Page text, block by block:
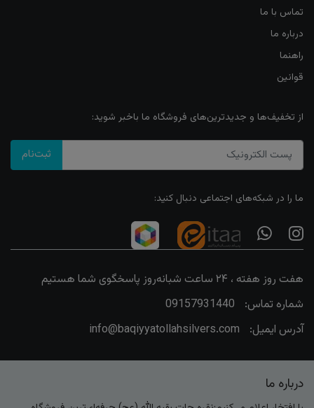
تماس با ما
درباره ما
راهنما
قوانین
از تخفیف‌ها و جدیدترین‌های فروشگاه ما باخبر شوید:
ثبت‌نام
ما را در شبکه‌های اجتماعی دنبال کنید:
هفت روز هفته ، ۲۴ ساعت شبانه‌روز پاسخگوی شما هستیم
شماره تماس:
09157931440
آدرس ایمیل:
info@baqiyyatollahsilvers.com
درباره ما